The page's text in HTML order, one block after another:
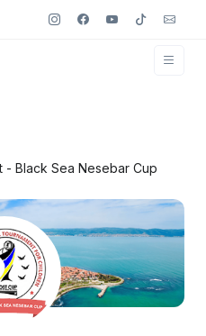
- Black Sea Nesebar Cup